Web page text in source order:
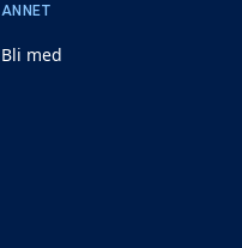
ANNET
Bli med